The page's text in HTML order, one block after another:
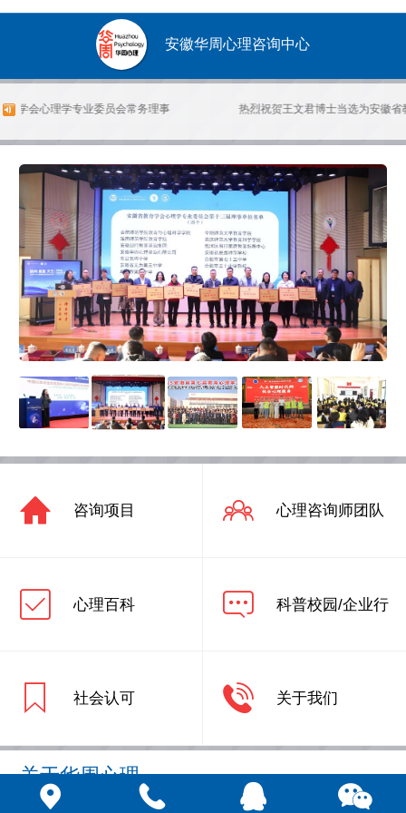
安徽华周心理咨询中心
学会心理学专业委员会常务理事 热烈祝贺王文君博士当选为安徽省
咨询项目 心理咨询师团队
心理百科 科普校园/企业行
社会认可 关于我们
关于华周心理